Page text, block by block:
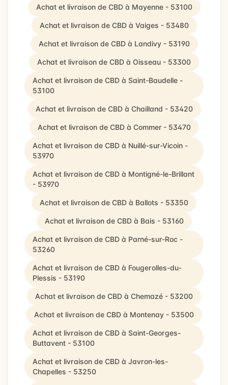
Achat et livraison de CBD à Mayenne - 53100
Achat et livraison de CBD à Vaiges - 53480
Achat et livraison de CBD à Landivy - 53190
Achat et livraison de CBD à Oisseau - 53300
Achat et livraison de CBD à Saint-Baudelle -
53100
Achat et livraison de CBD à Chailland - 53420
Achat et livraison de CBD à Commer - 53470
Achat et livraison de CBD à Nuillé-sur-Vicoin -
53970
Achat et livraison de CBD à Montigné-le-Brillant
- 53970
Achat et livraison de CBD à Ballots - 53350
Achat et livraison de CBD à Bais - 53160
Achat et livraison de CBD à Parné-sur-Roc -
53260
Achat et livraison de CBD à Fougerolles-du-
Plessis - 53190
Achat et livraison de CBD à Chemazé - 53200
Achat et livraison de CBD à Montenay - 53500
Achat et livraison de CBD à Saint-Georges-
Buttavent - 53100
Achat et livraison de CBD à Javron-les-
Chapelles - 53250